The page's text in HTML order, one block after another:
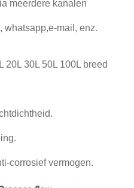
meerdere kanalen
whatsapp,e-mail, enz.
20L 30L 50L 100L breed
corrosief vermogen.